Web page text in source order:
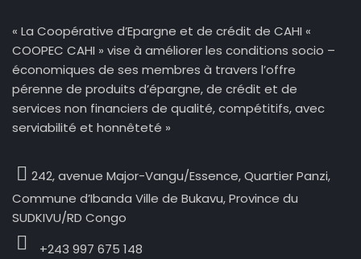
« La Coopérative d’Epargne et de crédit de CAHI «
COOPEC CAHI » vise à améliorer les conditions socio –
économiques de ses membres à travers l’offre
pérenne de produits d’épargne, de crédit et de
services non financiers de qualité, compétitifs, avec
serviabilité et honnêteté »
242, avenue Major-Vangu/Essence,Quartier Panzi,
Commune d’Ibanda Ville de Bukavu, Province du
SUDKIVU/RD Congo
+243 997 675 148